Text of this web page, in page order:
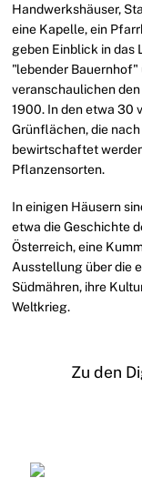
Handwerkshäuser,
eine Kapelle, ein
geben Einblick in das
"lebender
veranschaulichen
1900. In den etwa 30
Grünflächen, die
bewirtschaftet
Pflanzensorten.
In einigen Häusern
etwa die Geschichte
Österreich, eine
Ausstellung über die
Südmähren, ihre
Weltkrieg.
Zu den